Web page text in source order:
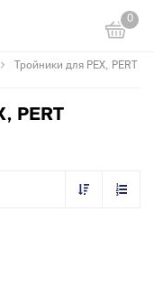
0
Тройники для PEX, PERT
PERT